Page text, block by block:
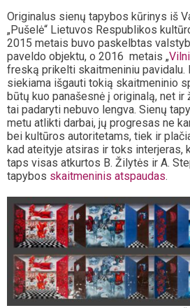
Originalus sienų tapybos kūrinys iš
„Pušelė“ Lietuvos Respublikos
2015 metais buvo paskelbtas
paveldo objektu, o 2016 metais „
freską prikelti skaitmeniniu pavidalu.
siekiama išgauti tokią skaitmeninio
būtų kuo panašesnė į originalą, net ir
tai padaryti nebuvo lengva. Sienų
metu atlikti darbai, jų progresas ne
bei kultūros autoritetams, tiek ir
kad ateityje atsiras ir toks interjeras,
taps visas atkurtos B. Žilytės ir A.
tapybos skaitmeninis atspaudas.